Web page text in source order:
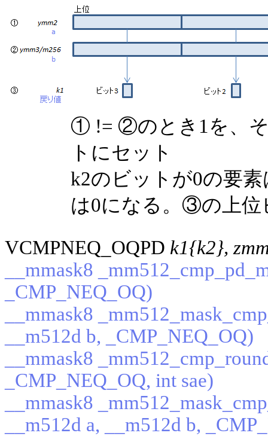
① != ②のとき1を、
トにセット
k2のビットが0の要
は0になる。③の上位
VCMPNEQ_OQPD k1{k2},
__mmask8
_CMP_NEQ_OQ)
__mmask8
__m512d b, _CMP_NEQ_OQ)
__mmask8
_CMP_NEQ_OQ, int sae)
__mmask8
__m512d a, __m512d b,